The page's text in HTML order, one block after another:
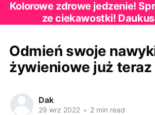
Kolorowe zdrowe jedzenie!
ze ciekawostki!
Odmień swoje
żywieniowe już teraz
Dak
29 wrz 2022 • 2 min read